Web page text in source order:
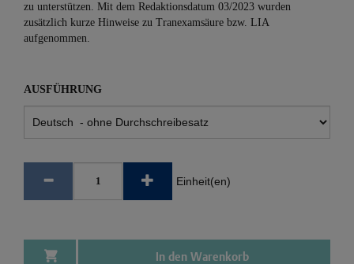
zu unterstützen. Mit dem Redaktionsdatum 03/2023 wurden
zusätzlich kurze Hinweise zu Tranexamsäure bzw. LIA
aufgenommen.
AUSFÜHRUNG
Einheit(en)
In den Warenkorb